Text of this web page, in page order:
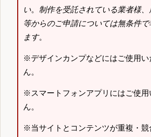
い。 制作を受託されている業者様
等からのご申請については無条件
ます。
※デザインカンプなどにはご使用い
ん。
※スマートフォンアプリにはご使用
ん。
※当サイトとコンテンツが重複・競